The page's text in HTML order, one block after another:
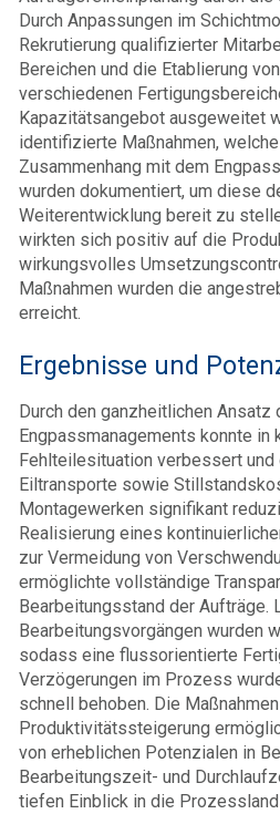
Durch Anpassungen im
Rekrutierung qualifizierter
Bereichen und die Etablierung
verschiedenen
Kapazitätsangebot ausgeweitet
identifizierte Maßnahmen,
Zusammenhang mit dem
wurden dokumentiert, um diese
Weiterentwicklung bereit zu
wirkten sich positiv auf die
wirkungsvolles
Maßnahmen wurden die
erreicht.
Ergebnisse und
Durch den ganzheitlichen Ansatz
Engpassmanagements konnte in
Fehlteilesituation verbessert
Eiltransporte sowie
Montagewerken signifikant
Realisierung eines
zur Vermeidung von
ermöglichte vollständige
Bearbeitungsstand der Aufträge.
Bearbeitungsvorgängen wurden
sodass eine flussorientierte
Verzögerungen im Prozess
schnell behoben. Die
Produktivitätssteigerung
von erheblichen Potenzialen in
Bearbeitungszeit- und
tiefen Einblick in die